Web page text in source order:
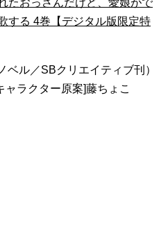
たおっさんだけど、愛娘がで
する 4巻【デジタル版限定特
ベル／SBクリエイティブ刊）
ャラクター原案]藤ちょこ